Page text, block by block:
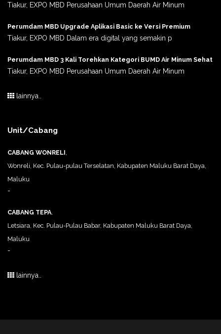
Tiakur, EXPO MBD Perusahaan Umum Daerah Air Minum
Perumdam MBD Upgrade Aplikasi Basic ke Versi Premium
Tiakur, EXPO MBD Dalam era digital yang semakin p
Perumdam MBD 3 Kali Torehkan Kategori BUMD Air Minum Sehat
Tiakur, EXPO MBD Perusahaan Umum Daerah Air Minum
lainnya..
Unit/Cabang
CABANG WONRELI
Wonreli, Kec. Pulau-pulau Terselatan, Kabupaten Maluku Barat Daya,
Maluku
-
CABANG TEPA
Letsiara, Kec. Pulau-Pulau Babar, Kabupaten Maluku Barat Daya,
Maluku
-
lainnya..